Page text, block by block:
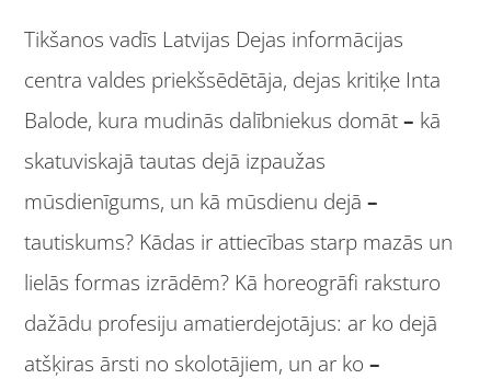
Tikšanos vadīs Latvijas Dejas informācijas
centra valdes priekšsēdētāja, dejas kritiķe Inta
Balode, kura mudinās dalībniekus domāt– kā
skatuviskajā tautas dejā izpaužas
mūsdienīgums, un kā mūsdienu dejā–
tautiskums? Kādas ir attiecības starp mazās un
lielās formas izrādēm? Kā horeogrāfi raksturo
dažādu profesiju amatierdejotājus: ar ko dejā
atšķiras ārsti no skolotājiem, un ar ko–